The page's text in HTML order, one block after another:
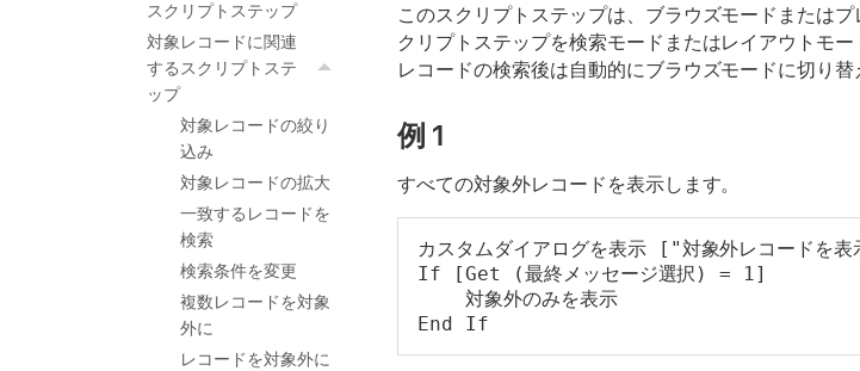
スクリプトステップ
対象レコードに関連
するスクリプトステ
ップ
対象レコードの絞り
込み
対象レコードの拡大
一致するレコードを
検索
検索条件を変更
複数レコードを対象
外に
レコードを対象外に
このスクリプトステップは、ブラウズモードまたは
クリプトステップを検索モードまたはレイアウトモ
レコードの検索後は自動的にブラウズモードに切り替
例 1
すべての対象外レコードを表示します。
カスタムダイアログを表示 ["対象外レコードを
If [Get (最終メッセージ選択) = 1]
対象外のみを表示
End If